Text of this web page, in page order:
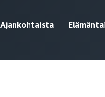
Ajankohtaista